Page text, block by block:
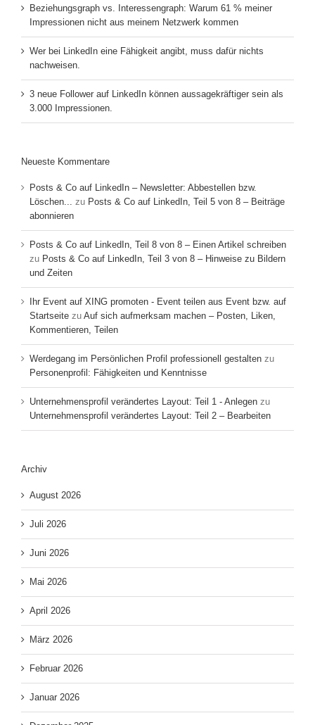
Beziehungsgraph vs. Interessengraph: Warum 61 % meiner
Impressionen nicht aus meinem Netzwerk kommen
Wer bei LinkedIn eine Fähigkeit angibt, muss dafür nichts
nachweisen.
3 neue Follower auf LinkedIn können aussagekräftiger sein als
3.000 Impressionen.
Neueste Kommentare
Posts & Co auf LinkedIn – Newsletter: Abbestellen bzw.
Löschen...
zu Posts & Co auf LinkedIn, Teil 5 von 8 – Beiträge
abonnieren
Posts & Co auf LinkedIn, Teil 8 von 8 – Einen Artikel schreiben
zu Posts & Co auf LinkedIn, Teil 3 von 8 – Hinweise zu Bildern
und Zeiten
Ihr Event auf XING promoten - Event teilen aus Event bzw. auf
Startseite zu Auf sich aufmerksam machen – Posten, Liken,
Kommentieren, Teilen
Werdegang im Persönlichen Profil professionell gestalten zu
Personenprofil: Fähigkeiten und Kenntnisse
Unternehmensprofil verändertes Layout: Teil 1 - Anlegen zu
Unternehmensprofil verändertes Layout: Teil 2 – Bearbeiten
Archiv
August 2026
Juli 2026
Juni 2026
Mai 2026
April 2026
März 2026
Februar 2026
Januar 2026